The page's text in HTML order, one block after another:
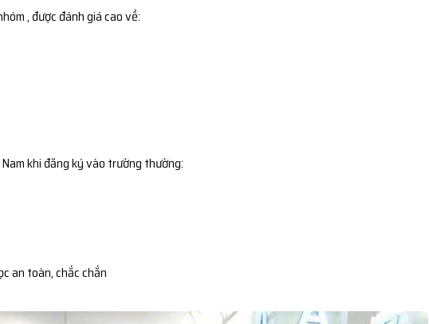
, được đánh giá cao về:
khi đăng ký vào trường thường:
an toàn, chắc chắn